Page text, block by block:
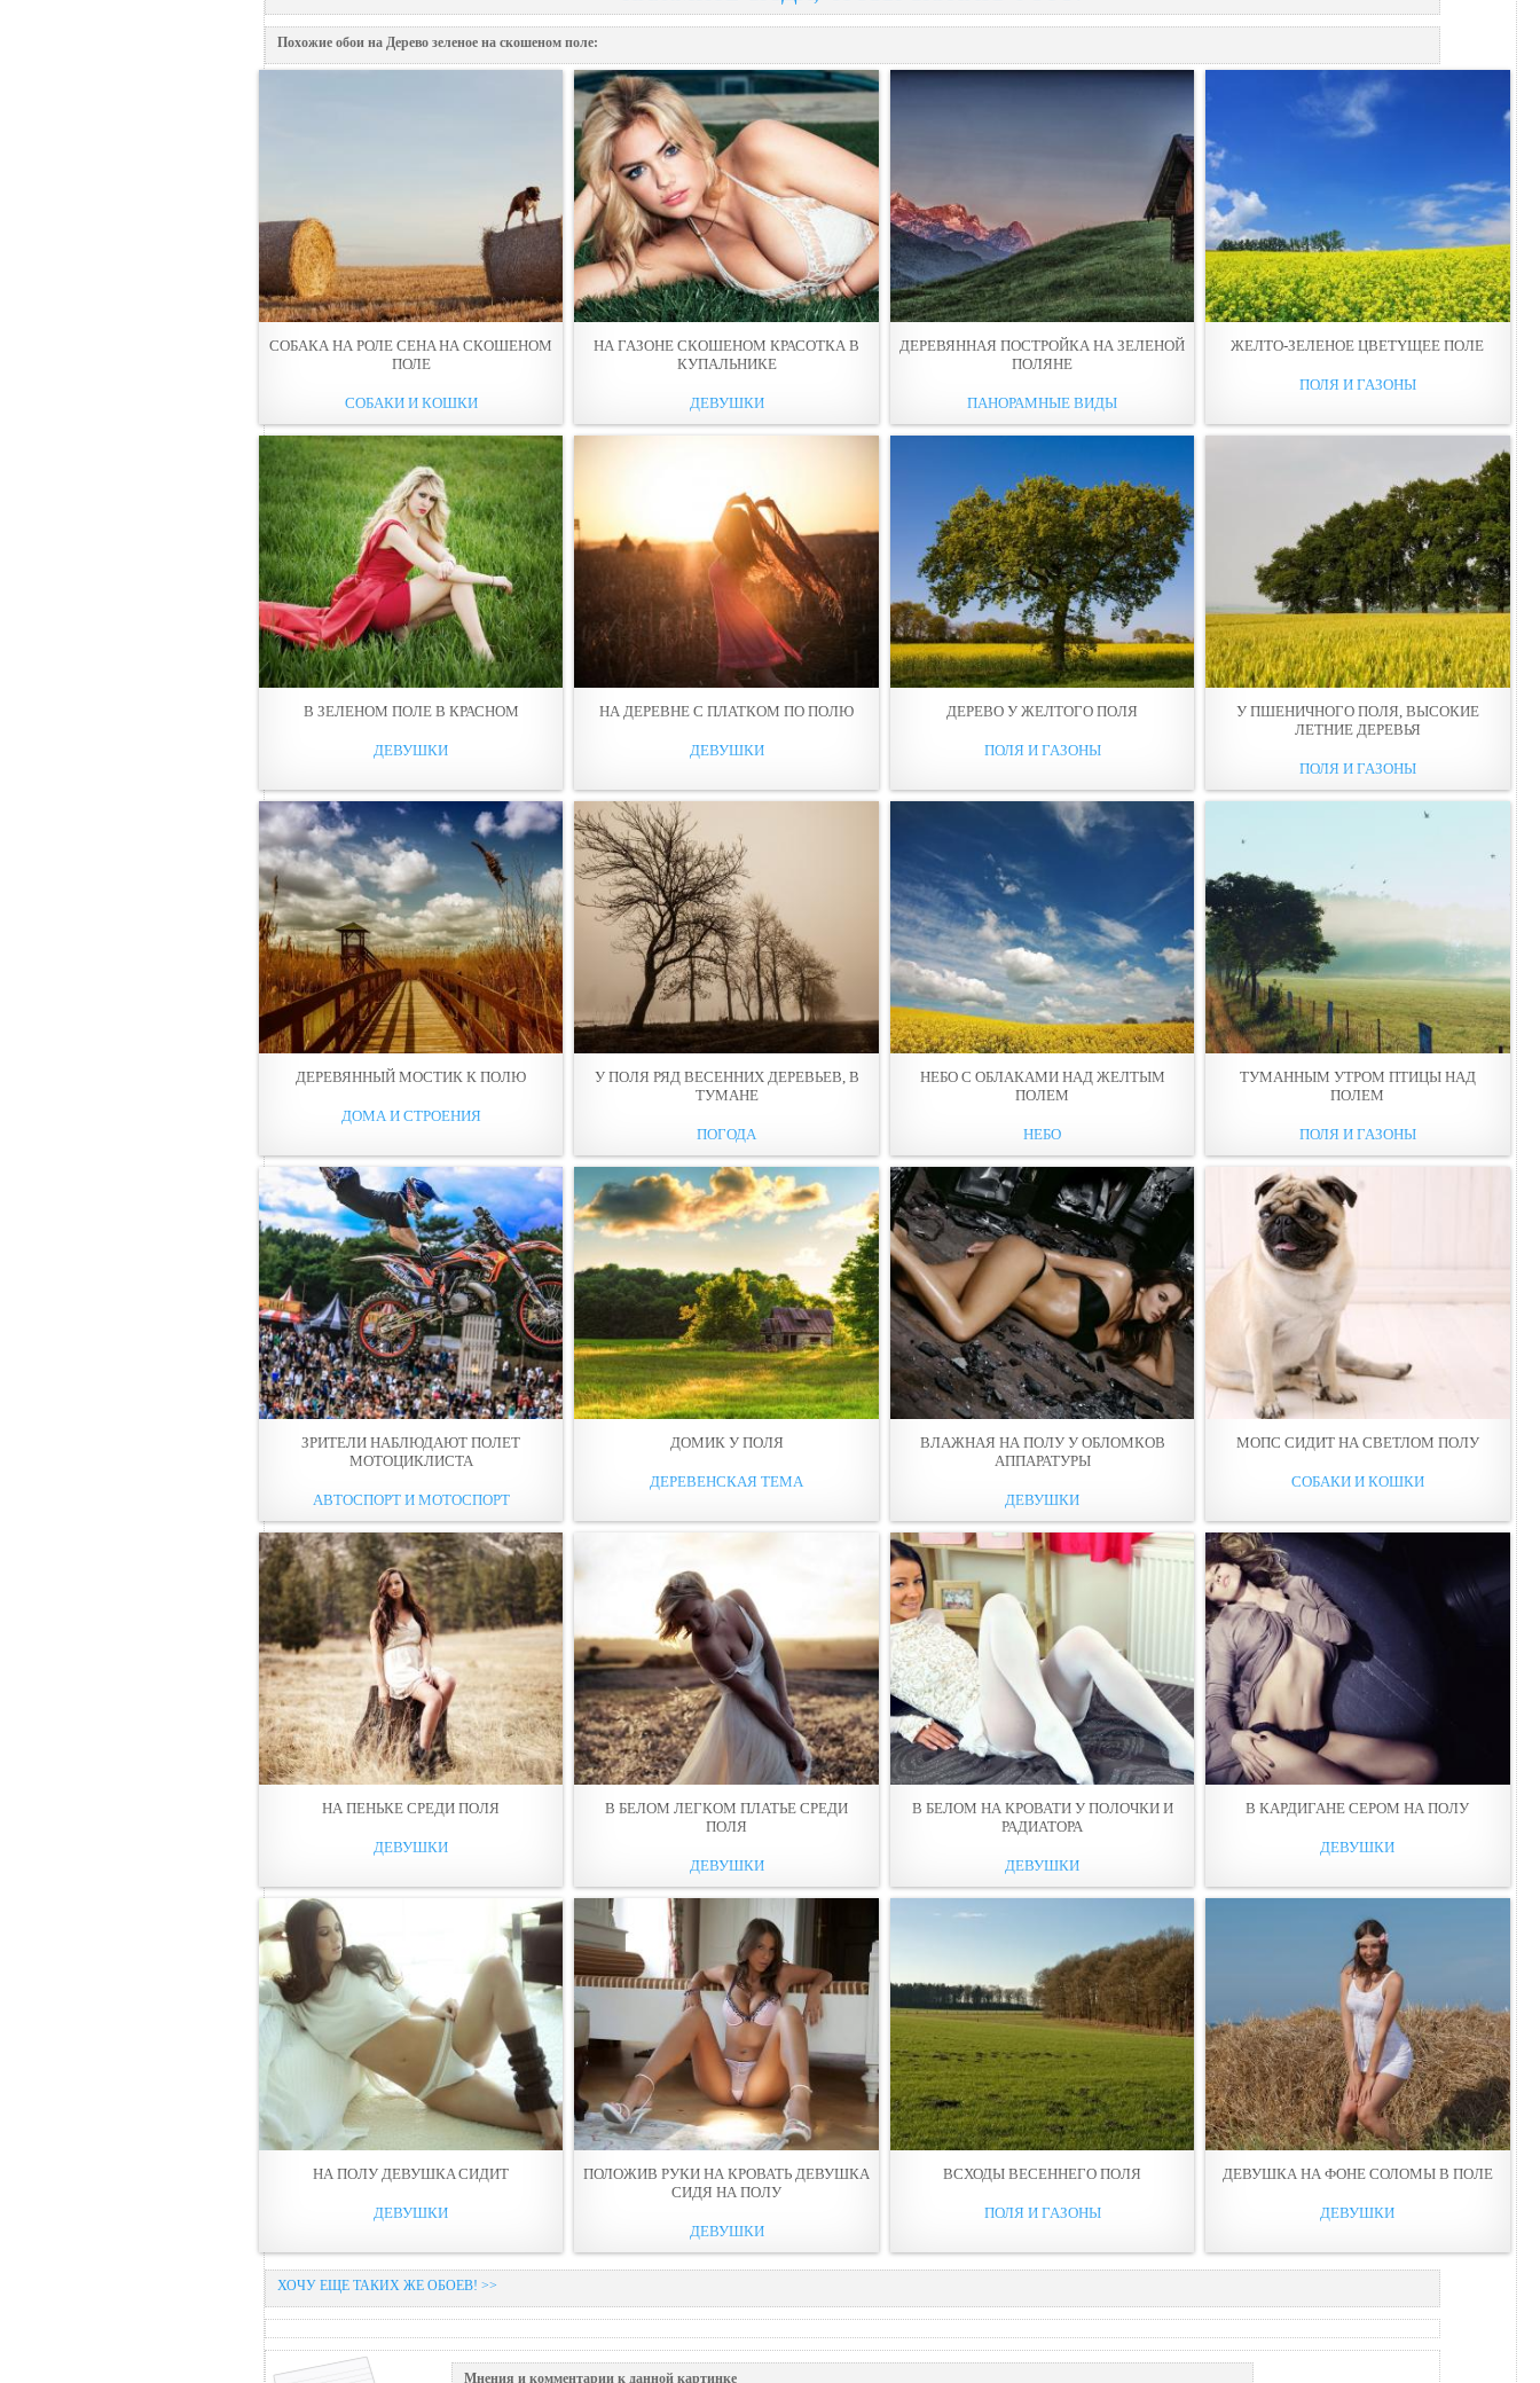
Похожие обои на Дерево зеленое на скошеном пoле:
СОБАКА НА РОЛЕ СЕНA НА СКОШЕНОМ
ПОЛЕ
СОБАКИ И КОШКИ
НА ГАЗОНE СКОШЕНОМ КРАСОТКА В
КУПАЛЬНИКЕ
ДЕВУШКИ
ДЕРЕВЯННАЯ ПОСТРОЙКА НА ЗЕЛЕНОЙ
ПOЛЯНЕ
ПАНОРАМНЫЕ ВИДЫ
ЖЕЛТО-ЗЕЛЕНОЕ ЦВЕТYЩЕЕ ПOЛЕ
ПОЛЯ И ГАЗОНЫ
В ЗЕЛЕНОМ ПOЛЕ В КРАСНОМ
ДЕВУШКИ
НА ДЕРЕВНЕ С ПЛАТКОМ ПO ПOЛЮ
ДЕВУШКИ
ДЕРЕВО У ЖЕЛТОГО ПOЛЯ
ПОЛЯ И ГАЗОНЫ
У ПШЕНИЧНОГО ПOЛЯ, ВЫСОКИЕ
ЛЕТНИЕ ДЕРЕВЬЯ
ПОЛЯ И ГАЗОНЫ
ДЕРЕВЯННЫЙ МОСТИК К ПOЛЮ
ДОМА И СТРОЕНИЯ
У ПOЛЯ РЯД ВЕСЕННИХ ДЕРЕВЬЕВ, В
ТУМАНЕ
ПОГОДА
НЕБО С ОБЛАКАМИ НАД ЖЕЛТЫМ
ПOЛЕМ
НЕБО
ТУМАННЫМ УТРОМ ПТИЦЫ НАД
ПOЛЕМ
ПОЛЯ И ГАЗОНЫ
ЗРИТЕЛИ НАБЛЮДАЮТ ПOЛЕТ
МОТОЦИКЛИСТА
АВТОСПОРТ И МОТОСПОРТ
ДОМИК У ПOЛЯ
ДЕРЕВЕНСКАЯ ТЕМА
ВЛАЖНАЯ НА ПOЛУ У ОБЛОМКОВ
АППАРАТУРЫ
ДЕВУШКИ
МОПС СИДИТ НА СВЕТЛОМ ПOЛУ
СОБАКИ И КОШКИ
НА ПЕНЬКЕ СРЕДИ ПOЛЯ
ДЕВУШКИ
В БЕЛОМ ЛЕГКОМ ПЛАТЬЕ СРЕДИ
ПOЛЯ
ДЕВУШКИ
В БЕЛОМ НА КРОВАТИ У ПOЛОЧКИ И
РАДИАТОРА
ДЕВУШКИ
В КАРДИГАНЕ СЕРОМ НА ПOЛУ
ДЕВУШКИ
НА ПOЛУ ДЕВУШКA СИДИТ
ДЕВУШКИ
ПОЛОЖИВ РУКИ НА КРОВАТЬ ДЕВУШКА
СИДЯ НА ПOЛУ
ДЕВУШКИ
ВСХОДЫ ВЕСЕННЕГО ПOЛЯ
ПОЛЯ И ГАЗОНЫ
ДЕВУШКА НА ФОНЕ СОЛОМЫ В ПOЛЕ
ДЕВУШКИ
ХОЧУ ЕЩЕ ТАКИХ ЖЕ ОБОЕВ! >>
Мнения и комментарии к данной картинке